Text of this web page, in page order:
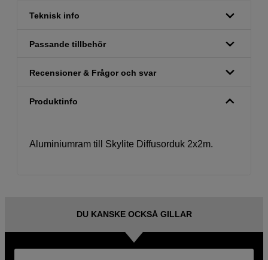
Teknisk info
Passande tillbehör
Recensioner & Frågor och svar
Produktinfo
Aluminiumram till Skylite Diffusorduk 2x2m.
DU KANSKE OCKSÅ GILLAR